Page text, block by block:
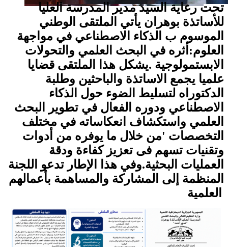
تحت رعاية السيد مدير المدرسة العليا
للأساتذة بوهران يأتي الملتقى الوطني
الموسوم ب الذكاء الاصطناعي في مواجهة
العلوم:أثره في البحث العلمي والتحولات
الابستمولوجية .يشكل هذا الملتقى قضايا
علميا يجمع الاساتذة والباحثين وطلبة
الدكتوراه لتسليط الضوء حول الذكاء
الاصطناعي ودوره الفعال في تطوير البحث
العلمي واستكشاف انعكاساته في مختلف
التخصصات 'من خلال ما يوفره من أدوات
وتقنيات تسهم فى تعزيز كفاءة ودقة
العمليات البحثية.وفي هذا الإطار تدعو اللجنة
المنظمة إلى المشاركة والمساهمة بأعمالهم
العلمية